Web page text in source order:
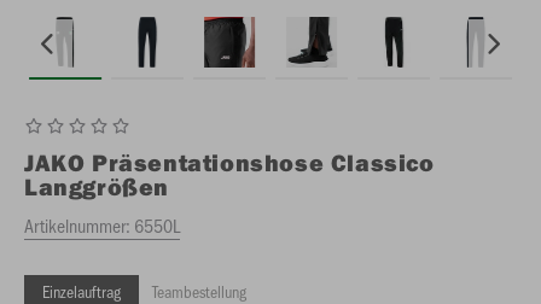
JAKO Präsentationshose Classico
Langgrößen
Artikelnummer: 6550L
Einzelauftrag Teambestellung